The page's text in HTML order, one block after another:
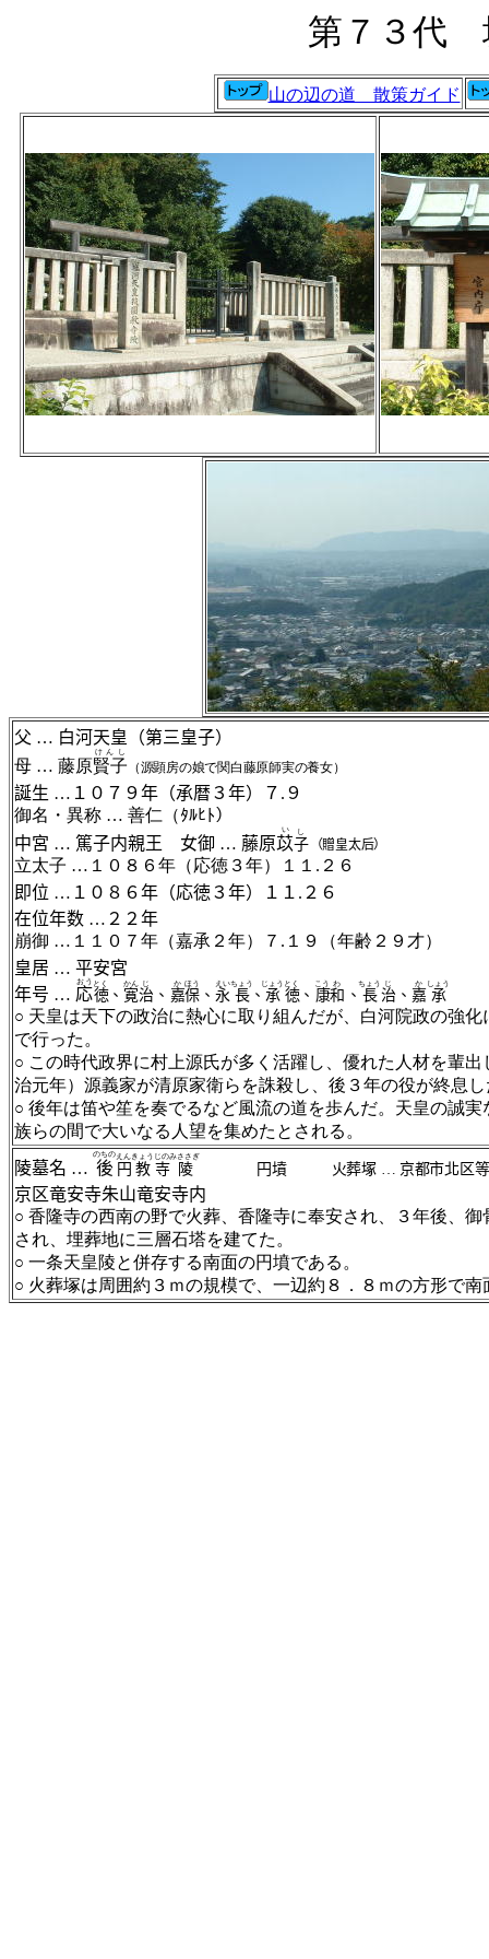
第７３代
山の辺の道 散策ガイド
父 … 白河天皇（第三皇子）
母 … 藤原賢子
けんし
（源顕房の娘で関白藤原師実の養女）
誕生 …１０７９年（承暦３年）７ . ９
御名・異称 … 善仁（ﾀﾙﾋﾄ）
中宮 … 篤子内親王 女御 … 藤原苡
い
子
し
（贈皇太后）
立太子 …１０８６年（応徳３年）１１ . ２６
即位 …１０８６年（応徳３年）１１ . ２６
在位年数 …２２年
崩御 …１１０７年（嘉承２年）７ . １９（年齢２９才）
皇居 … 平安宮
年号 … 応
おう
徳
とく
、 寛
かん
治
じ
、 嘉
か
保
ほう
、 永
えい
長
ちょう
、 承
じょう
徳
とく
、 康
こう
和
わ
、 長
ちょう
治
じ
、 嘉
か
承
しょう
○ 天皇は天下の政治に熱心に取り組んだが、白河院政の強
で行った。
○ この時代政界に村上源氏が多く活躍し、優れた人材を輩
治元年）源義家が清原家衛らを誅殺し、後３年の役が終息
○ 後年は笛や笙を奏でるなど風流の道を歩んだ。天皇の誠
族らの間で大いなる人望を集めたとされる。
陵墓名 … 後
のちの
円
えん
教
きょう
寺
じの
陵
みささぎ
円墳 火葬塚 … 京都市北区
京区竜安寺朱山竜安寺内
○ 香隆寺の西南の野で火葬、香隆寺に奉安され、３年後、
され、埋葬地に三層石塔を建てた。
○ 一条天皇陵と併存する南面の円墳である。
○ 火葬塚は周囲約３ｍの規模で、一辺約８．８ｍの方形で